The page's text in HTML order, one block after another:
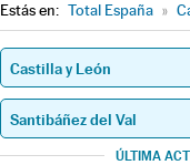
Estás en: Total España »
ÚLTIMA